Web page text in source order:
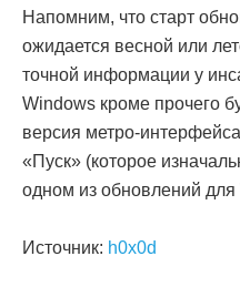
Напомним, что старт
ожидается весной или
точной информации у
Windows кроме прочего
версия метро-
«Пуск» (которое
одном из обновлений для
Источник: h0x0d